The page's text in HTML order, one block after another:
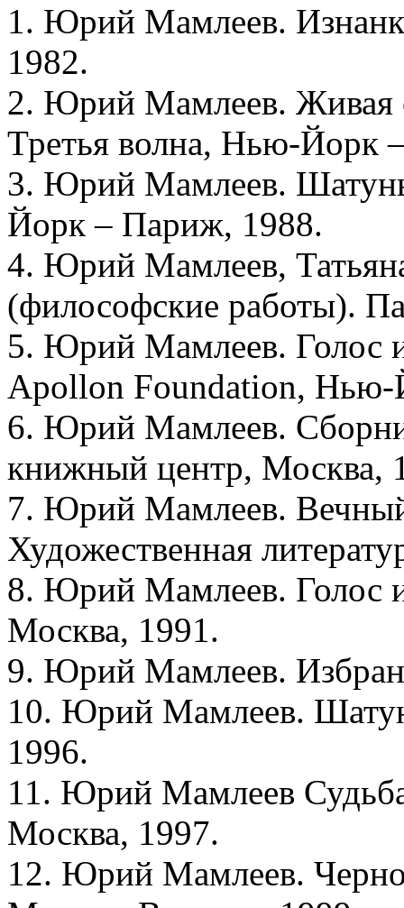
1. Юрий Мамлеев.
1982.
2. Юрий Мамлеев. Живая
Третья волна, Нью-Йорк
3. Юрий Мамлеев.
Йорк – Париж, 1988.
4. Юрий Мамлеев,
(философские работы).
5. Юрий Мамлеев. Голос
Apollon Foundation, Нью-
6. Юрий Мамлеев.
книжный центр, Москва,
7. Юрий Мамлеев.
Художественная
8. Юрий Мамлеев. Голос
Москва, 1991.
9. Юрий Мамлеев.
10. Юрий Мамлеев.
1996.
11. Юрий Мамлеев
Москва, 1997.
12. Юрий Мамлеев.